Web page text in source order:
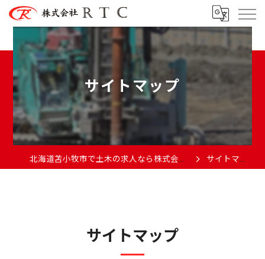
サイトマップ
北海道苫小牧市で土木の求人なら株式会社RTC サイトマップ
サイトマップ